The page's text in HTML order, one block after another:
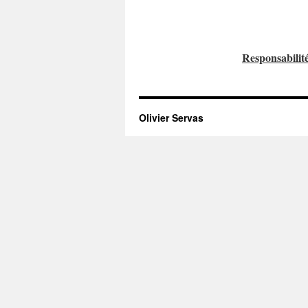
Olivier Servas